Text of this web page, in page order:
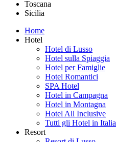
Toscana
Sicilia
Home
Hotel
Hotel di Lusso
Hotel sulla Spiaggia
Hotel per Famiglie
Hotel Romantici
SPA Hotel
Hotel in Campagna
Hotel in Montagna
Hotel All Inclusive
Tutti gli Hotel in Italia
Resort